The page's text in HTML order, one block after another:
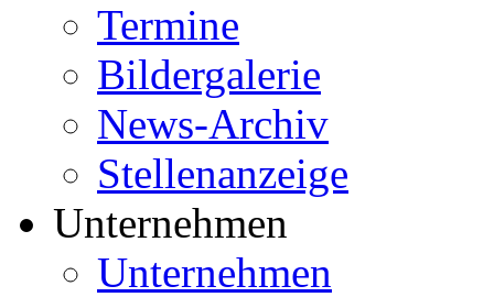
Termine
Bildergalerie
News-Archiv
Stellenanzeige
Unternehmen
Unternehmen